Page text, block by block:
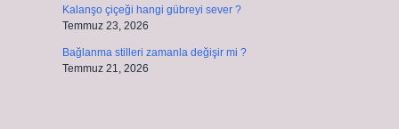
Kalanşo çiçeği hangi gübreyi sever ?
Temmuz 23, 2026
Bağlanma stilleri zamanla değişir mi ?
Temmuz 21, 2026